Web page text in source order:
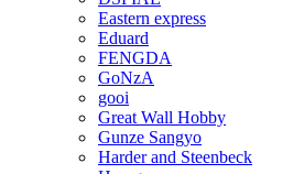
Eastern express
Eduard
FENGDA
GoNzA
gooi
Great Wall Hobby
Gunze Sangyo
Harder and Steenbeck